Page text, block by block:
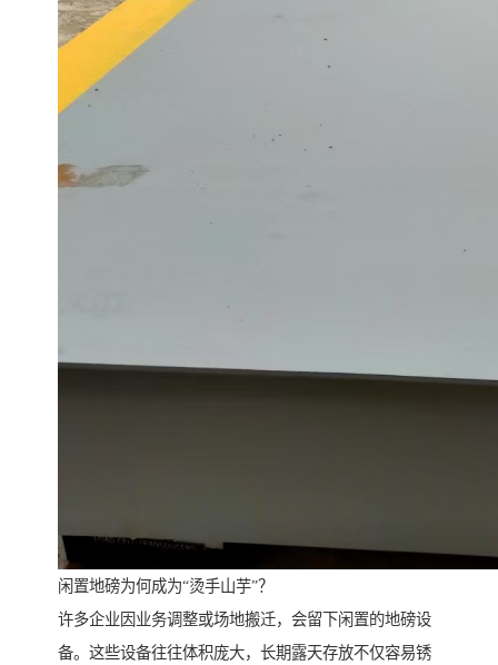
闲置地磅为何成为“烫手山芋”？
许多企业因业务调整或场地搬迁，会留下闲置的地磅设
备。这些设备往往体积庞大，长期露天存放不仅容易锈